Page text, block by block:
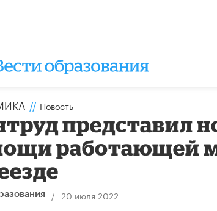
// Новость
представил
работающей
/ 20 июля 2022